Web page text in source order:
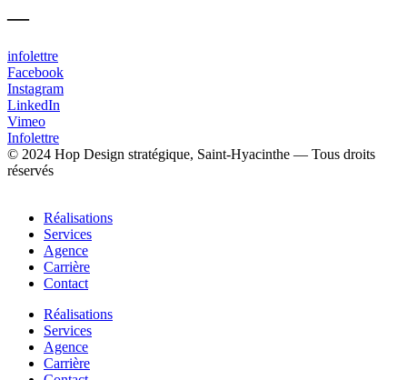
—
infolettre
Facebook
Instagram
LinkedIn
Vimeo
Infolettre
© 2024 Hop Design stratégique, Saint-Hyacinthe — Tous droits
réservés
Réalisations
Services
Agence
Carrière
Contact
Réalisations
Services
Agence
Carrière